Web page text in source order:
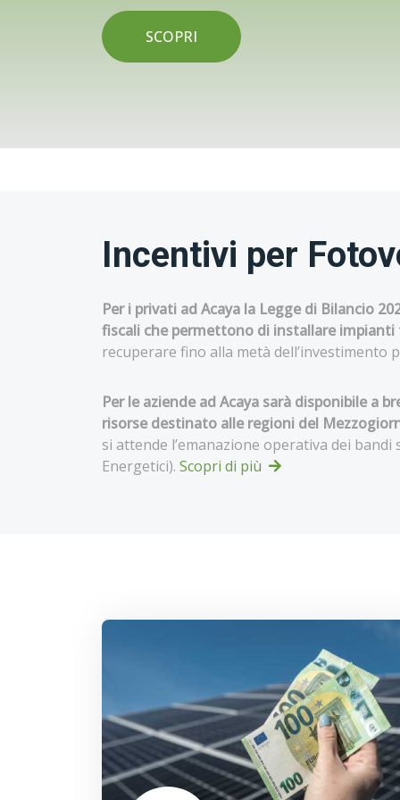
SCOPRI
Incentivi per
Per i privati ad Acaya la Legge di Bilancio
fiscali che permettono di installare
recuperare fino alla metà
Per le aziende ad Acaya sarà disponibile a
risorse destinato alle regioni del
si attende l’emanazione operativa dei
Energetici). Scopri di più